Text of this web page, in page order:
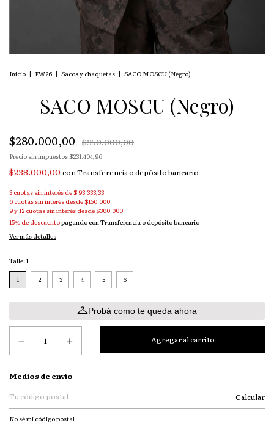
Inicio | FW26 | Sacos y chaquetas | SACO MOSCU (Negro)
SACO MOSCU (Negro)
$280.000,00 $350.000,00
Precio sin impuestos$231.404,96
$238.000,00 conTransferencia o depósito bancario
3 cuotas sin interés de$ 93.333,33
15% de descuentopagando con Transferencia o depósito bancario
Ver más detalles
Talle: 1
1 2 3 4 5 6
Probá como te queda ahora
Entregas para el CP:
Medios de envío
Calcular
No sé mi código postal